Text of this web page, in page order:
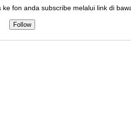
fon anda subscribe melalui link di